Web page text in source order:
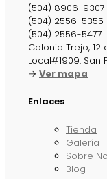
(504) 8906-9307
(504) 2556-5355
(504) 2556-5477
Colonia Trejo,
Local#1909. San
→ Ver mapa
Enlaces
Tienda
Galería
Sobre
Blog